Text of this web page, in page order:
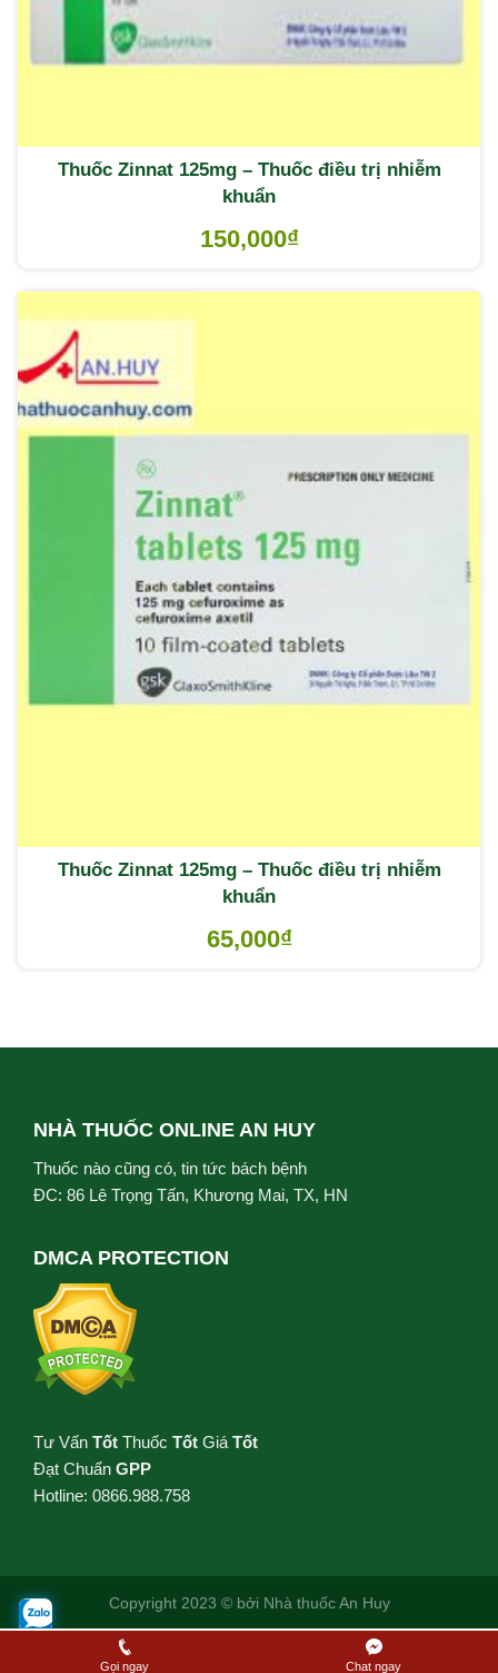
Thuốc Zinnat 125mg – Thuốc điều trị nhiễm
khuẩn
150,000₫
Thuốc Zinnat 125mg – Thuốc điều trị nhiễm
khuẩn
65,000₫
NHÀ THUỐC ONLINE AN HUY
Thuốc nào cũng có, tin tức bách bệnh
ĐC: 86 Lê Trọng Tấn, Khương Mai, TX, HN
DMCA PROTECTION
Tư Vấn Tốt Thuốc Tốt Giá Tốt
Đạt Chuẩn GPP
Hotline: 0866.988.758
Copyright 2023 © bởi Nhà thuốc An Huy
Gọi ngay Chat ngay